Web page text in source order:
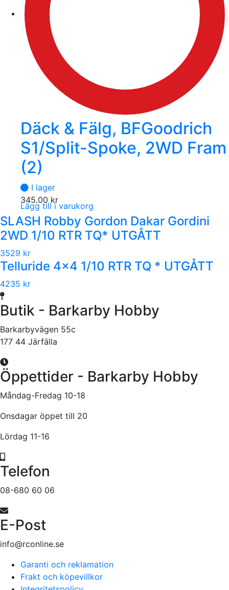
Däck & Fälg, BFGoodrich
S1/Split-Spoke, 2WD Fram
(2)
I lager
345.00 kr
Lägg till i varukorg
SLASH Robby Gordon Dakar Gordini
2WD 1/10 RTR TQ* UTGÅTT
3529 kr
Telluride 4x4 1/10 RTR TQ * UTGÅTT
4235 kr
Butik - Barkarby Hobby
Barkarbyvägen 55c
177 44 Järfälla
Öppettider - Barkarby Hobby
Måndag-Fredag 10-18
Onsdagar öppet till 20
Lördag 11-16
Telefon
08-680 60 06
E-Post
info@rconline.se
Garanti och reklamation
Frakt och köpevillkor